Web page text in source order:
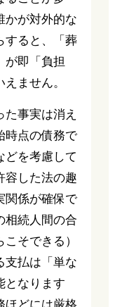
かが対外的な
すると、「葬
が即「負担
ません。
事実は消え
時点の債務で
どを考慮して
容した法の趣
係が確保で
続人間の合
そできる）
支払は「単な
となります